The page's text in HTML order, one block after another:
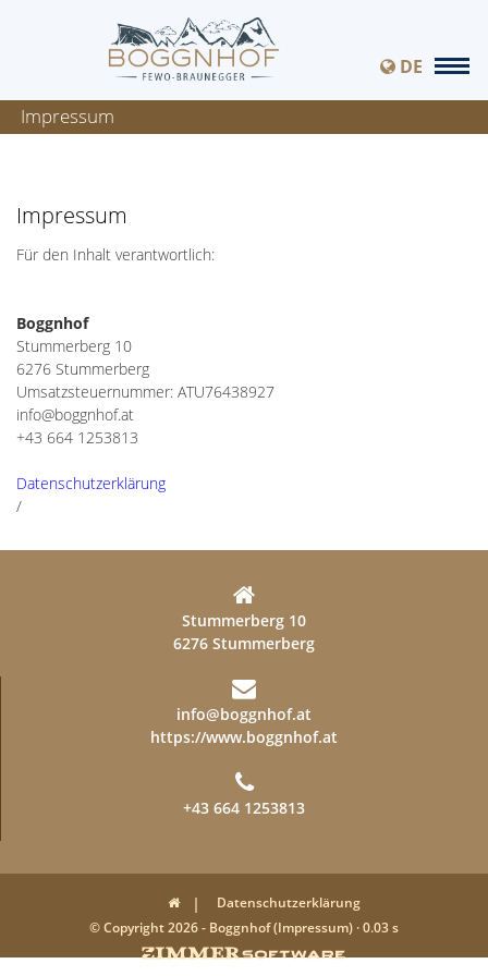
DE
Impressum
Impressum
Für den Inhalt verantwortlich:
Boggnhof
Stummerberg 10
6276 Stummerberg
Umsatzsteuernummer: ATU76438927
info@boggnhof.at
+43 664 1253813
Datenschutzerklärung
/
Stummerberg 10
6276 Stummerberg
info@boggnhof.at
https://www.boggnhof.at
+43 664 1253813
Datenschutzerklärung
© Copyright 2026 - Boggnhof (Impressum) · 0.03 s